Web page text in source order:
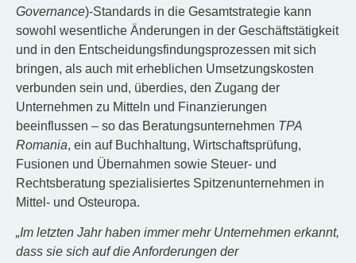
Governance)-Standards in die Gesamtstrategie kann
sowohl wesentliche Änderungen in der Geschäftstätigkeit
und in den Entscheidungsfindungsprozessen mit sich
bringen, als auch mit erheblichen Umsetzungskosten
verbunden sein und, überdies, den Zugang der
Unternehmen zu Mitteln und Finanzierungen
beeinflussen – so das Beratungsunternehmen TPA
Romania, ein auf Buchhaltung, Wirtschaftsprüfung,
Fusionen und Übernahmen sowie Steuer- und
Rechtsberatung spezialisiertes Spitzenunternehmen in
Mittel- und Osteuropa.
„Im letzten Jahr haben immer mehr Unternehmen erkannt,
dass sie sich auf die Anforderungen der